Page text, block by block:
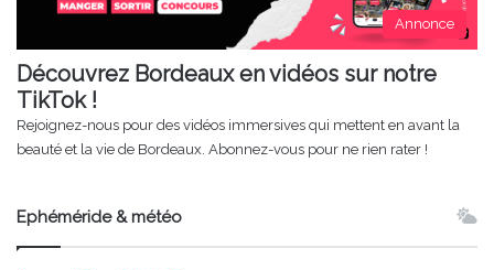
Annonce
Découvrez Bordeaux en vidéos sur notre
TikTok !
Rejoignez-nous pour des vidéos immersives qui mettent en avant la
beauté et la vie de Bordeaux. Abonnez-vous pour ne rien rater !
Ephéméride & météo